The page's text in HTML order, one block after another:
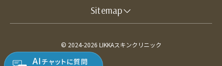
Sitemap
© 2024-2026 LIKKAスキンクリニック